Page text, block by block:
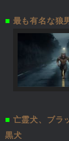
■ 最も有名な狼
■ 亡霊犬、ブラ
黒犬